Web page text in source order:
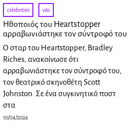
celebrities · νέα
Ηθοποιός του Heartstopper
αρραβωνιάστηκε τον σύντροφό του
Ο σταρ του Heartstopper, Bradley
Riches, ανακοίνωσε ότι
αρραβωνιάστηκε τον σύντροφό του,
τον θεατρικό σκηνοθέτη Scott
Johnston. Σε ένα συγκινητικό ποστ
στα
10/04/2024